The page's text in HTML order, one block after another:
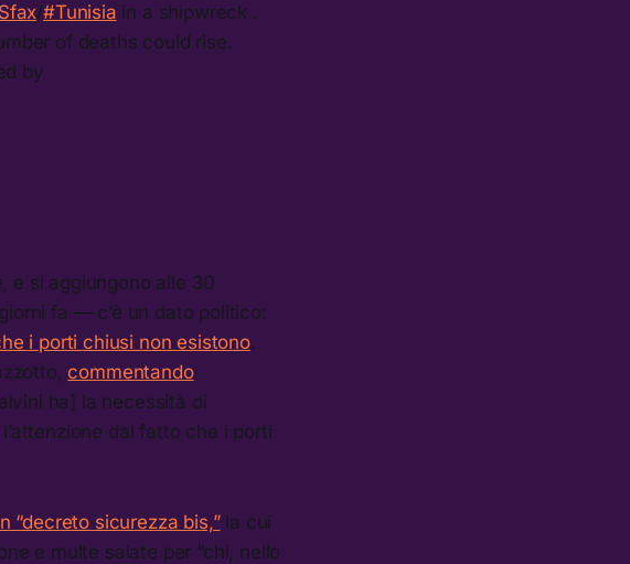
/#Tunisia in a shipwreck .
of deaths could rise.
by
e si aggiungono alle 30
fa — c’è un dato politico:
i porti chiusi non esistono.
commentando
ha] la necessità di
dal fatto che i porti
“decreto sicurezza bis,”la cui
e multe salate per “chi, nello